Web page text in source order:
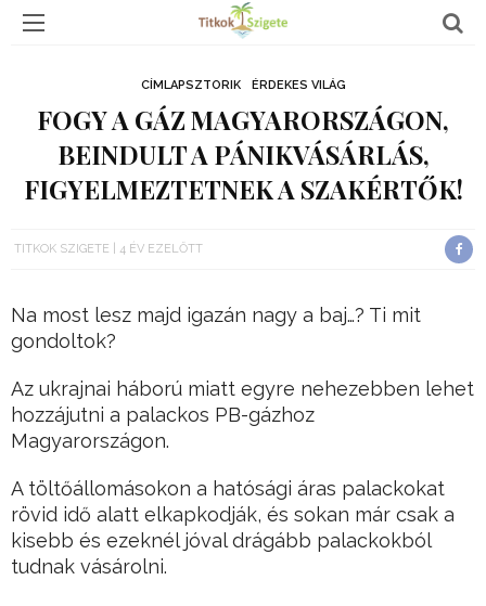
CÍMLAPSZTORIK ÉRDEKES VILÁG
FOGY A GÁZ MAGYARORSZÁGON,
BEINDULT A PÁNIKVÁSÁRLÁS,
FIGYELMEZTETNEK A SZAKÉRTŐK!
TITKOK SZIGETE 4 ÉV EZELŐTT
Na most lesz majd igazán nagy a baj…? Ti mit
gondoltok?
Az ukrajnai háború miatt egyre nehezebben lehet
hozzájutni a palackos PB-gázhoz
Magyarországon.
A töltőállomásokon a hatósági áras palackokat
rövid idő alatt elkapkodják, és sokan már csak a
kisebb és ezeknél jóval drágább palackokból
tudnak vásárolni.